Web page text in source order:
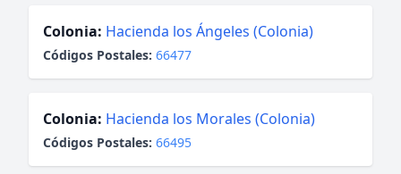
Colonia: Hacienda los Ángeles (Colonia)
Códigos Postales: 66477
Colonia: Hacienda los Morales (Colonia)
Códigos Postales: 66495